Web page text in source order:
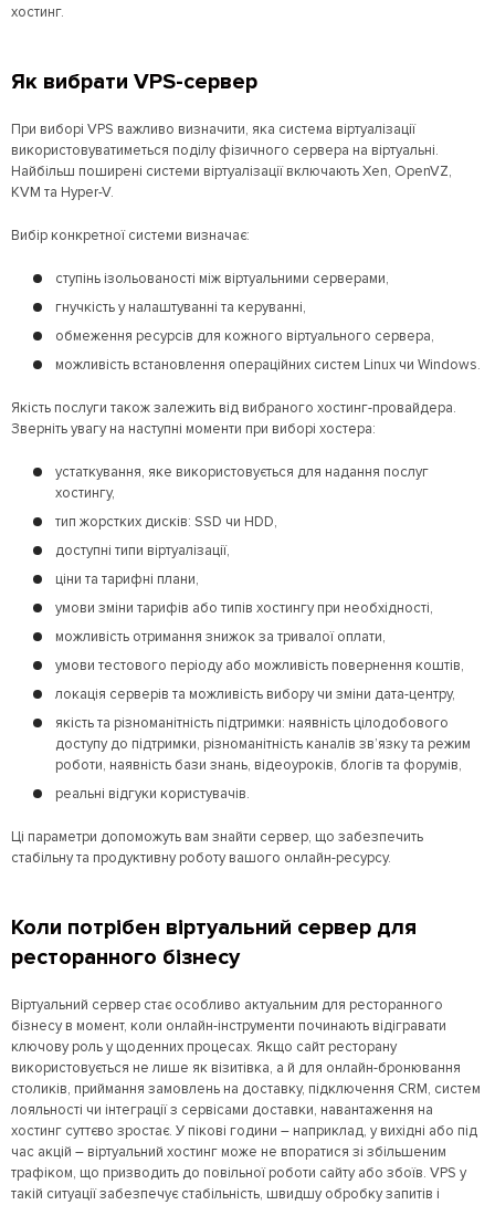
хостинг.
Як вибрати VPS-сервер
При виборі VPS важливо визначити, яка система віртуалізації
використовуватиметься поділу фізичного сервера на віртуальні.
Найбільш поширені системи віртуалізації включають Xen, OpenVZ,
KVM та Hyper-V.
Вибір конкретної системи визначає:
ступінь ізольованості між віртуальними серверами,
гнучкість у налаштуванні та керуванні,
обмеження ресурсів для кожного віртуального сервера,
можливість встановлення операційних систем Linux чи Windows.
Якість послуги також залежить від вибраного хостинг-провайдера.
Зверніть увагу на наступні моменти при виборі хостера:
устаткування, яке використовується для надання послуг
хостингу,
тип жорстких дисків: SSD чи HDD,
доступні типи віртуалізації,
ціни та тарифні плани,
умови зміни тарифів або типів хостингу при необхідності,
можливість отримання знижок за тривалої оплати,
умови тестового періоду або можливість повернення коштів,
локація серверів та можливість вибору чи зміни дата-центру,
якість та різноманітність підтримки: наявність цілодобового
доступу до підтримки, різноманітність каналів зв’язку та режим
роботи, наявність бази знань, відеоуроків, блогів та форумів,
реальні відгуки користувачів.
Ці параметри допоможуть вам знайти сервер, що забезпечить
стабільну та продуктивну роботу вашого онлайн-ресурсу.
Коли потрібен віртуальний сервер для
ресторанного бізнесу
Віртуальний сервер стає особливо актуальним для ресторанного
бізнесу в момент, коли онлайн-інструменти починають відігравати
ключову роль у щоденних процесах. Якщо сайт ресторану
використовується не лише як візитівка, а й для онлайн-бронювання
столиків, приймання замовлень на доставку, підключення CRM, систем
лояльності чи інтеграції з сервісами доставки, навантаження на
хостинг суттєво зростає. У пікові години – наприклад, у вихідні або під
час акцій – віртуальний хостинг може не впоратися зі збільшеним
трафіком, що призводить до повільної роботи сайту або збоїв. VPS у
такій ситуації забезпечує стабільність, швидшу обробку запитів і